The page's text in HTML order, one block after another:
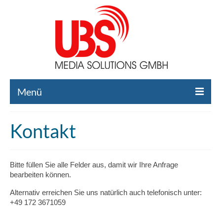
Menü
Liste gebrauchte Broadcast-Technik
Broadcast-Technik Ankauf
Broadcast-Technik Verleih
Kontakt
Bitte füllen Sie alle Felder aus, damit wir Ihre Anfrage
bearbeiten können.
Alternativ erreichen Sie uns natürlich auch telefonisch unter:
+49 172 3671059